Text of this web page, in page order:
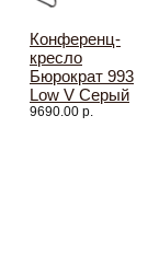
Конференц-
кресло
Бюрократ 993
Low V Серый
9690.00 р.